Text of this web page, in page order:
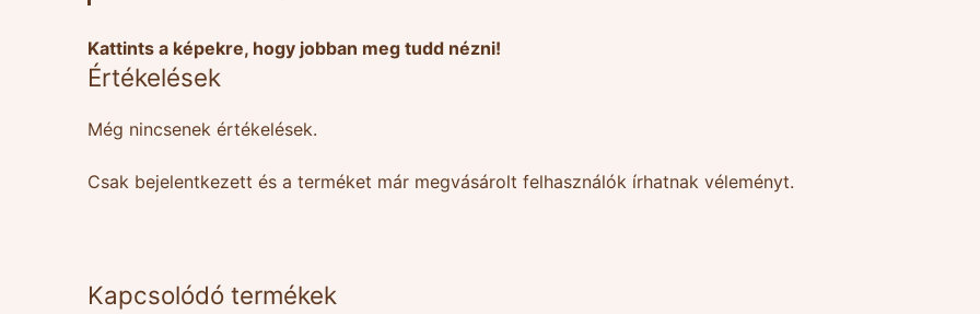
Kattints a képekre, hogy jobban meg tudd nézni!
Értékelések
Még nincsenek értékelések.
Csak bejelentkezett és a terméket már megvásárolt felhasználók írhatnak véleményt.
Kapcsolódó termékek